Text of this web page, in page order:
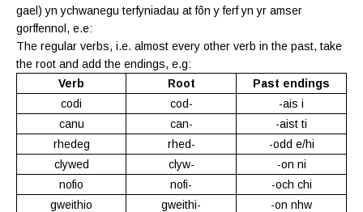
gael) yn ychwanegu terfyniadau at fôn y ferf yn yr amser
gorffennol, e.e:
The regular verbs, i.e. almost every other verb in the past, take
the root and add the endings, e.g:
Verb
Root
Past endings
codi
cod-
-ais i
canu
can-
-aist ti
rhedeg
rhed-
-odd e/hi
clywed
clyw-
-on ni
nofio
nofi-
-och chi
gweithio
gweithi-
-on nhw